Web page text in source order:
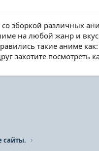
со зборкой различных
на любой жанр и
такие аниме как:
захотите посмотреть
сайты.